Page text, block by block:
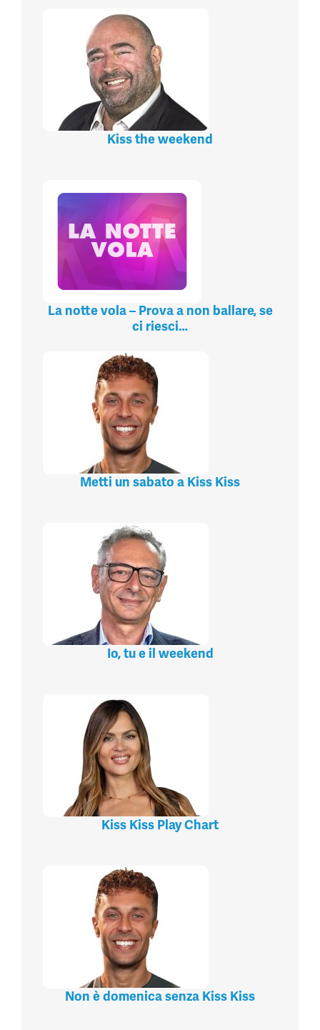
Kiss the weekend
La notte vola – Prova a non ballare, se
ci riesci…
Metti un sabato a Kiss Kiss
Io, tu e il weekend
Kiss Kiss Play Chart
Non è domenica senza Kiss Kiss